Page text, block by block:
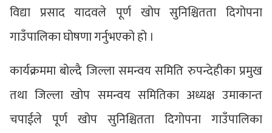
विद्या प्रसाद यादवले पूर्ण खोप सुनिश्चितता दिगोपना
गाउँपालिका घोषणा गर्नुभएको हो ।
कार्यक्रममा बोल्दै जिल्ला समन्वय समिति रुपन्देहीका प्रमुख
तथा जिल्ला खोप समन्वय समितिका अध्यक्ष उमाकान्त
चपाईले पूर्ण खोप सुनिश्चितता दिगोपना गाउँपालिका